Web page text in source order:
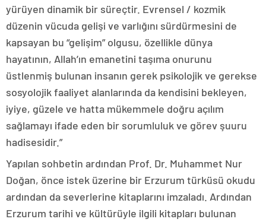
yürüyen dinamik bir süreçtir. Evrensel / kozmik
düzenin vücuda gelişi ve varlığını sürdürmesini de
kapsayan bu “gelişim” olgusu, özellikle dünya
hayatının, Allah’ın emanetini taşıma onurunu
üstlenmiş bulunan insanın gerek psikolojik ve gerekse
sosyolojik faaliyet alanlarında da kendisini bekleyen,
iyiye, güzele ve hatta mükemmele doğru açılım
sağlamayı ifade eden bir sorumluluk ve görev şuuru
hadisesidir.”
Yapılan sohbetin ardından Prof. Dr. Muhammet Nur
Doğan, önce istek üzerine bir Erzurum türküsü okudu
ardından da severlerine kitaplarını imzaladı. Ardından
Erzurum tarihi ve kültürüyle ilgili kitapları bulunan